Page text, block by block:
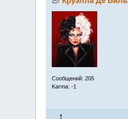
Сообщений: 205
Karma: -1